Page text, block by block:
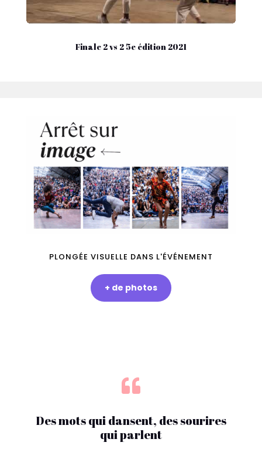
Finale 2 vs 2 5e édition 2021
PLONGÉE VISUELLE DANS L'ÉVÉNEMENT
+ de photos

Des mots qui dansent, des sourires
qui parlent